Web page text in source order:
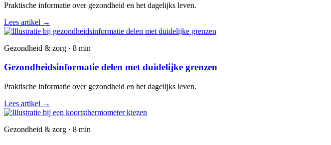
Praktische informatie over gezondheid en het dagelijks leven.
Lees artikel →
Gezondheid & zorg · 8 min
Gezondheidsinformatie delen met duidelijke grenzen
Praktische informatie over gezondheid en het dagelijks leven.
Lees artikel →
Gezondheid & zorg · 8 min